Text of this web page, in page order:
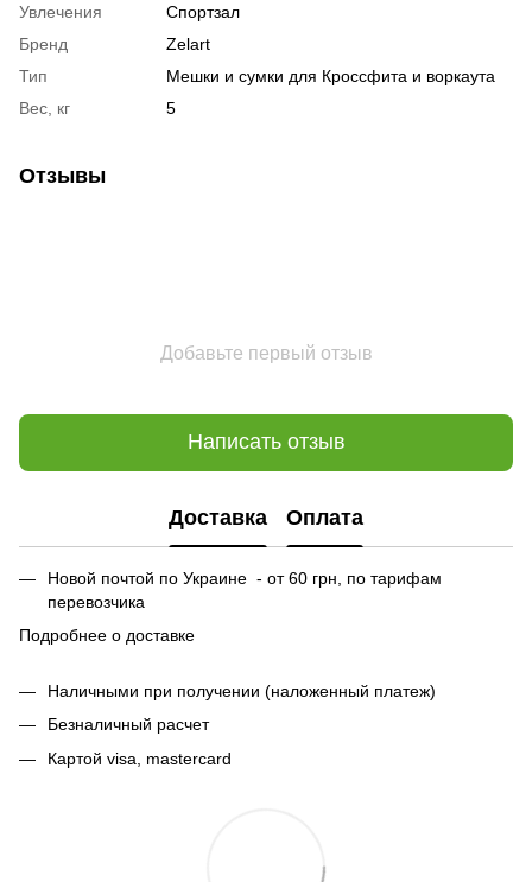
Увлечения
Спортзал
Бренд
Zelart
Тип
Мешки и сумки для Кроссфита и воркаута
Вес, кг
5
Отзывы
Добавьте первый отзыв
Написать отзыв
Доставка Оплата
Новой почтой по Украине - от 60 грн, по тарифам
перевозчика
Подробнее о доставке
Наличными при получении (наложенный платеж)
Безналичный расчет
Картой visa, mastercard